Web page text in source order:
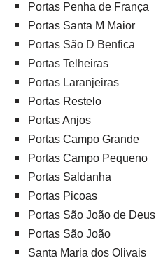
Portas Penha de França
Portas Santa M Maior
Portas São D Benfica
Portas Telheiras
Portas Laranjeiras
Portas Restelo
Portas Anjos
Portas Campo Grande
Portas Campo Pequeno
Portas Saldanha
Portas Picoas
Portas São João de Deus
Portas São João
Santa Maria dos Olivais